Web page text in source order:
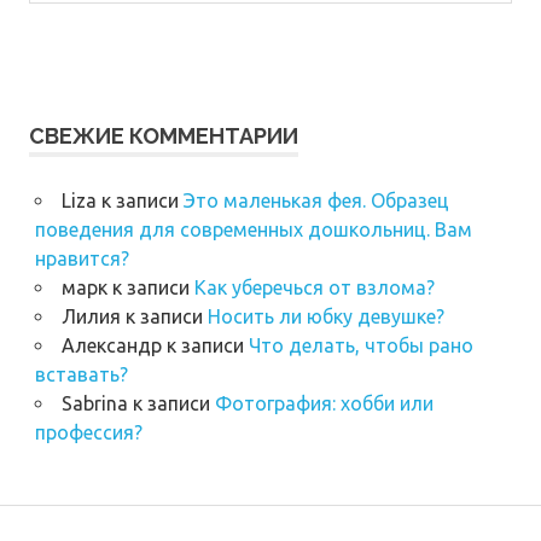
СВЕЖИЕ КОММЕНТАРИИ
Liza к записи Это маленькая фея. Образец
поведения для современных дошкольниц. Вам
нравится?
маркк записи Как уберечься от взлома?
Лилия к записи Носить ли юбку девушке?
Александрк записи Что делать, чтобы рано
вставать?
Sabrina к записи Фотография: хобби или
профессия?